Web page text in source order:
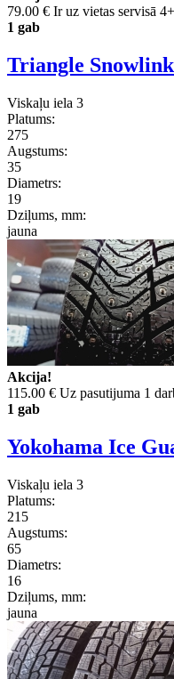
79.00 € Ir uz vietas servisā
1 gab
Triangle
Viskaļu iela 3
Platums:
275
Augstums:
35
Diametrs:
19
Dziļums, mm:
jauna
Akcija!
115.00 € Uz pasutijuma 1
1 gab
Yokohama Ice
Viskaļu iela 3
Platums:
215
Augstums:
65
Diametrs:
16
Dziļums, mm:
jauna